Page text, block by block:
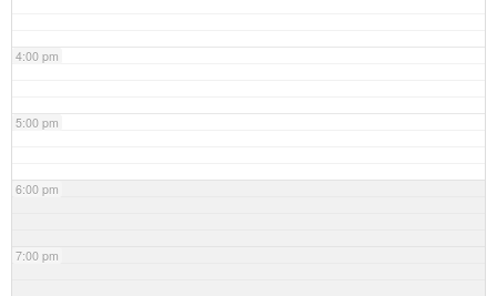
4:00 pm
5:00 pm
6:00 pm
7:00 pm